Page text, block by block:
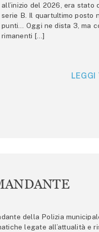
all’inizio del 2026, era stato
serie B. Il quartultimo posto
punti… Oggi ne dista 3, ma
rimanenti […]
della Polizia
legate all’attualità e